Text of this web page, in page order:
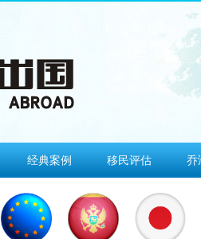
经典案例 移民评估 乔